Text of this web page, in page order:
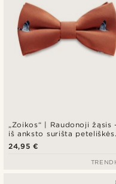
„Zoikos“ | Raudonoji žąsis
iš anksto surišta peteliškės
kaklaraištis
24,95 €